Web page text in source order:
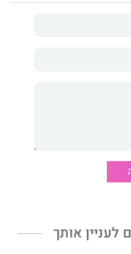
לשבור לי את הלב. ״בחיים
לעניין אותך